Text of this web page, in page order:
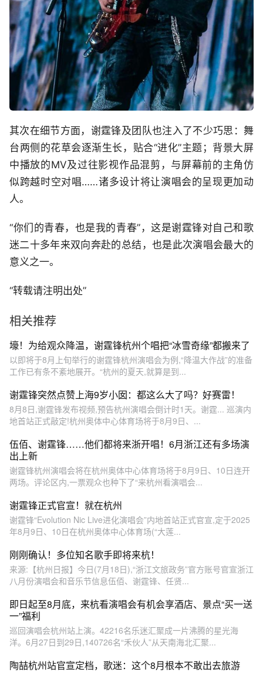
其次在细节方面，谢霆锋及团队也注入了不少巧思：舞
台两侧的花草会逐渐生长，贴合“进化”主题；背景大屏
中播放的MV及过往影视作品混剪，与屏幕前的主角仿
似跨越时空对唱……诸多设计将让演唱会的呈现更加动
人。
“你们的青春，也是我的青春”，这是谢霆锋对自己和歌
迷二十多年来双向奔赴的总结，也是此次演唱会最大的
意义之一。
“转载请注明出处”
相关推荐
壕！为给观众降温，谢霆锋杭州个唱把“冰雪奇缘”都搬来了
以即将于8月上旬举行的谢霆锋杭州演唱会为例,“降温大作战”的准备
工作已有条不紊地展开。“杭州的夏天,就算是到...
谢霆锋突然点赞上海9岁小囡：都这么大了吗？好赛雷！
8月8日,谢霆锋发布视频,预告杭州演唱会倒计时1天。谢霆... 巡演内
地首站正式敲定!杭州奥体中心体育场将于8月9日、...
伍佰、谢霆锋……他们都将来浙开唱！6月浙江还有多场演
出上新
谢霆锋杭州演唱会将在杭州奥体中心体育场将于8月9日、10日连开
两场。评论区内,一票观众也种下了“来杭州看演唱会...
谢霆锋正式官宣！就在杭州
谢霆锋“Evolution Nic Live进化演唱会”内地首站正式官宣,定于2025
年8月9日、10日在杭州奥体中心体育场(“大莲...
刚刚确认！多位知名歌手即将来杭！
来源:【杭州日报】今日(7月18日),“浙江文旅政务”官方账号官宣浙江
八月份演唱会和音乐节信息伍佰、谢霆锋、任贤...
即日起至8月底，来杭看演唱会有机会享酒店、景点“买一送
一”福利
巡回演唱会杭州站上演。42216名乐迷汇聚成一片沸腾的星光海
洋。6月27日到29日,140726名“禾伙人”从天南海北汇聚...
陶喆杭州站官宣定档，歌迷：这个8月根本不敢出去旅游